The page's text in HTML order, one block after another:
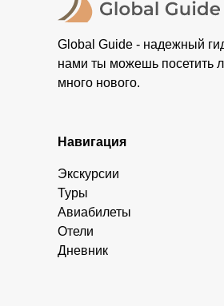
Global Guide - надежный
нами ты можешь посетить
много нового.
Навигация
Экскурсии
Туры
Авиабилеты
Отели
Дневник